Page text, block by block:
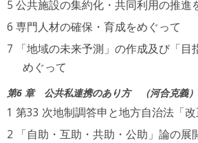
公共施設の集約化・共同利用の推進
専門人材の確保・育成をめぐって
「地域の未来予測」の作成及び「
めぐって
第6 章 公共私連携のあり方 河合克義
第33 次地制調答申と地方自治法「
「自助・互助・共助・公助」論の展